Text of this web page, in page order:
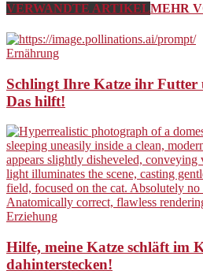
VERWANDTE ARTIKELMEHR
Ernährung
Schlingt Ihre Katze ihr
Das hilft!
Erziehung
Hilfe, meine Katze schläft im
dahinterstecken!